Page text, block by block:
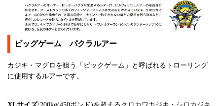
ビッグゲーム パクラルアー
カジキ・マグロを狙う「ビックゲーム」と呼ばれるトローリング
に使用するルアーです。